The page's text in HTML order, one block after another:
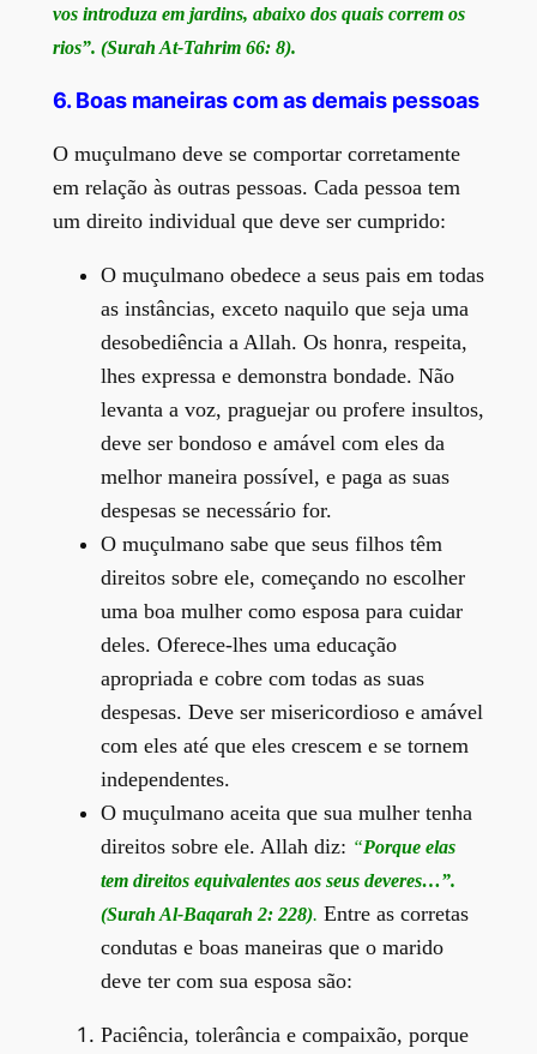
vos introduza em jardins, abaixo dos quais correm os
rios”. (Surah At-Tahrim 66: 8).
6. Boas maneiras com as demais pessoas
O muçulmano deve se comportar corretamente
em relação às outras pessoas. Cada pessoa tem
um direito individual que deve ser cumprido:
O muçulmano obedece a seus pais em todas
as instâncias, exceto naquilo que seja uma
desobediência a Allah. Os honra, respeita,
lhes expressa e demonstra bondade. Não
levanta a voz, praguejar ou profere insultos,
deve ser bondoso e amável com eles da
melhor maneira possível, e paga as suas
despesas se necessário for.
O muçulmano sabe que seus filhos têm
direitos sobre ele, começando no escolher
uma boa mulher como esposa para cuidar
deles. Oferece-lhes uma educação
apropriada e cobre com todas as suas
despesas. Deve ser misericordioso e amável
com eles até que eles crescem e se tornem
independentes.
O muçulmano aceita que sua mulher tenha
direitos sobre ele. Allah diz: “Porque elas
tem direitos equivalentes aos seus deveres…”.
(Surah Al-Baqarah 2: 228). Entre as corretas
condutas e boas maneiras que o marido
deve ter com sua esposa são:
Paciência, tolerância e compaixão, porque